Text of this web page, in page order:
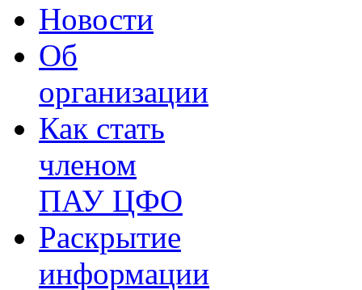
Новости
Об
организации
Как стать
членом
ПАУ ЦФО
Раскрытие
информации